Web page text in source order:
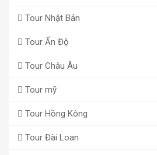
Tour Nhật Bản
Tour Ấn Độ
Tour Châu Âu
Tour mỹ
Tour Hồng Kông
Tour Đài Loan